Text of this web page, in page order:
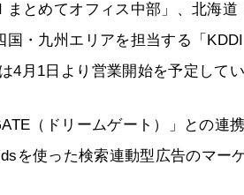
とめてオフィス中部」、北海道
国・九州エリアを担当する「
4月1日より営業開始を予定してい
（ドリームゲート）」との連
を使った検索連動型広告のマー